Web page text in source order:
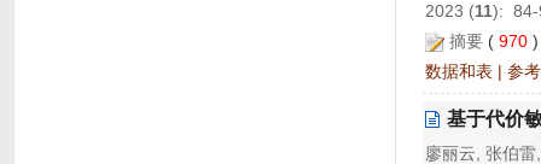
2023 (11):
摘要 ( 970
数据和表 | 参
基于代价
廖丽云, 张伯